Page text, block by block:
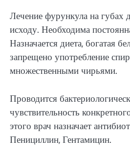
Лечение фурункула на губах
исходу. Необходима
Назначается диета, богатая
запрещено употребление
множественными чирьями.
Проводится
чувствительность
этого врач назначает
Пенициллин, Гентамицин.